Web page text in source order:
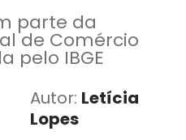
parte da
de Comércio
pelo IBGE
Autor: Letícia
Lopes